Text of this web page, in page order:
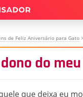
de Feliz Aniversário para Gato >
do
que deixa eu